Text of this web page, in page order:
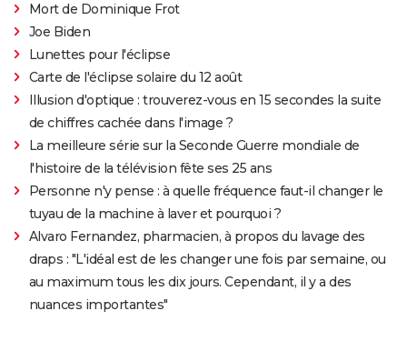
Mort de Dominique Frot
Joe Biden
Lunettes pour l'éclipse
Carte de l'éclipse solaire du 12 août
Illusion d'optique : trouverez-vous en 15 secondes la suite
de chiffres cachée dans l'image ?
La meilleure série sur la Seconde Guerre mondiale de
l'histoire de la télévision fête ses 25 ans
Personne n'y pense : à quelle fréquence faut-il changer le
tuyau de la machine à laver et pourquoi ?
Alvaro Fernandez, pharmacien, à propos du lavage des
draps : "L'idéal est de les changer une fois par semaine, ou
au maximum tous les dix jours. Cependant, il y a des
nuances importantes"